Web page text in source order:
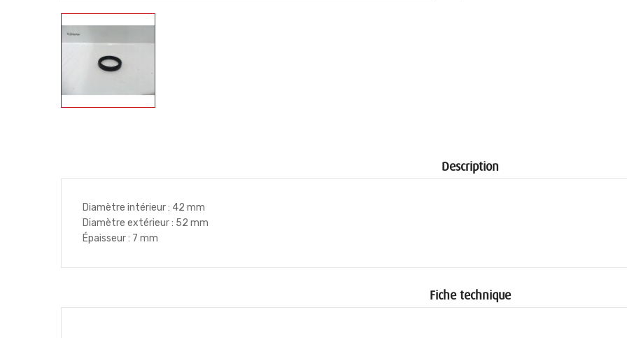
Description
Diamètre intérieur : 42 mm
Diamètre extérieur : 52 mm
Épaisseur : 7 mm
Fiche technique